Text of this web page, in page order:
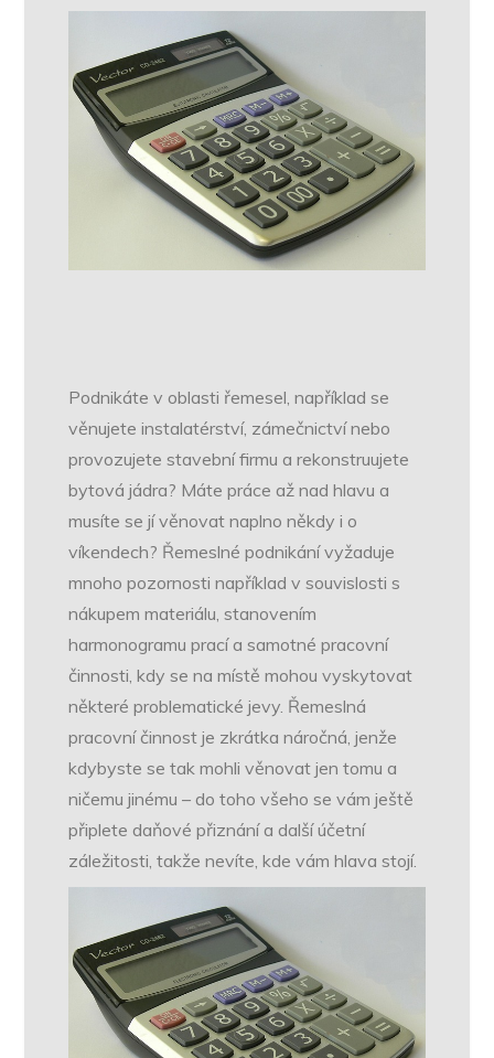
Podnikáte v oblasti řemesel, například se
věnujete instalatérství, zámečnictví nebo
provozujete stavební firmu a rekonstruujete
bytová jádra? Máte práce až nad hlavu a
musíte se jí věnovat naplno někdy i o
víkendech? Řemeslné podnikání vyžaduje
mnoho pozornosti například v souvislosti s
nákupem materiálu, stanovením
harmonogramu prací a samotné pracovní
činnosti, kdy se na místě mohou vyskytovat
některé problematické jevy. Řemeslná
pracovní činnost je zkrátka náročná, jenže
kdybyste se tak mohli věnovat jen tomu a
ničemu jinému – do toho všeho se vám ještě
připlete daňové přiznání a další účetní
záležitosti, takže nevíte, kde vám hlava stojí.